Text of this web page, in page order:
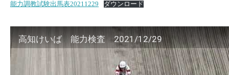
能力調教試験出馬表20211229 ダウンロード
高知けいば 能力検査 2021/12/29